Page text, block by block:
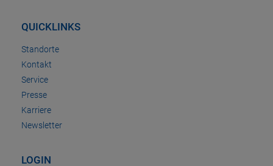
QUICKLINKS
Standorte
Kontakt
Service
Presse
Karriere
Newsletter
LOGIN